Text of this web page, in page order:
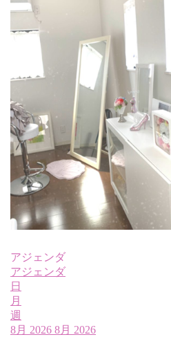
アジェンダ
アジェンダ
日
月
週
8月 2026 8月 2026